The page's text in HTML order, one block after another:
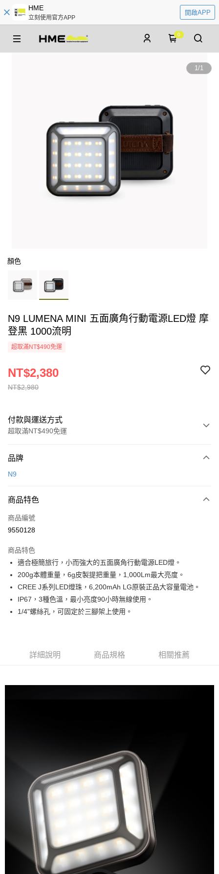
HME
立刻使用官方APP
開啟APP
0
1/1
顏色
N9 LUMENA MINI 五面廣角行動電源LED燈 摩
登黑 1000流明
超取滿NT$490免運
NT$2,980
NT$2,380
付款與運送方式
超取滿NT$490免運
信用卡一次付款
3 期 0 利率 每期
合作金庫商業銀行
上海商業儲蓄銀行
臺灣中小企業銀行
匯豐（台灣）商業銀行
華泰商業銀行
聯邦商業銀行
遠東國際商業銀行
元大商業銀行
永豐商業銀行
玉山商業銀行
星展（台灣）商業銀行
台灣樂天信用卡公司
超商取貨付款
LINE Pay
Apple Pay
ATM付款
全家取貨付款
每筆NT$60，滿NT$490(含以上)免運費
每筆NT$60，滿NT$490(含以上)免運費
每筆NT$80，滿NT$490(含以上)免運費
每筆NT$80，滿NT$490(含以上)免運費
付款後門市自取
品牌
N9
商品特色
商品編號
9550128
商品特色
適合極簡旅行，小而強大的五面廣角行動電源LED燈。
200g本體重量，6g皮製提把重量，1,000Lm最大亮度。
CREE J系列LED燈珠，6,200mAh LG原裝正品大容量電池。
IP67，3種色溫，最小亮度90小時無線使用。
1/4"螺絲孔，可固定於三腳架上使用。
詳細說明 商品規格 相關推薦